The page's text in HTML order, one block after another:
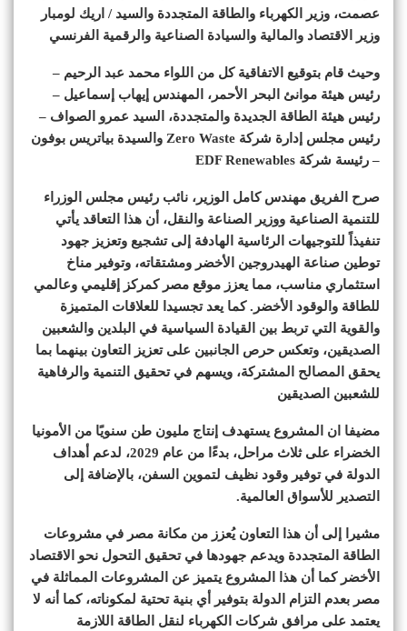
عصمت، وزير الكهرباء والطاقة المتجددة والسيد / اريك لومبار
وزير الاقتصاد والمالية والسيادة الصناعية والرقمية الفرنسي
وحيث قام بتوقيع الاتفاقية كل من اللواء محمد عبد الرحيم –
رئيس هيئة موانئ البحر الأحمر، المهندس إيهاب إسماعيل –
رئيس هيئة الطاقة الجديدة والمتجددة، السيد عمرو الصواف –
رئيس مجلس إدارة شركة Zero Waste والسيدة بياتريس بوفون
– رئيسة شركة EDF Renewables
صرح الفريق مهندس كامل الوزير، نائب رئيس مجلس الوزراء
للتنمية الصناعية ووزير الصناعة والنقل، أن هذا التعاقد يأتي
تنفيذاً للتوجيهات الرئاسية الهادفة إلى تشجيع وتعزيز جهود
توطين صناعة الهيدروجين الأخضر ومشتقاته، وتوفير مناخ
استثماري مناسب، مما يعزز موقع مصر كمركز إقليمي وعالمي
للطاقة والوقود الأخضر. كما يعد تجسيدا للعلاقات المتميزة
والقوية التي تربط بين القيادة السياسية في البلدين والشعبين
الصديقين، وتعكس حرص الجانبين على تعزيز التعاون بينهما بما
يحقق المصالح المشتركة، ويسهم في تحقيق التنمية والرفاهية
للشعبين الصديقين
مضيفا ان المشروع يستهدف إنتاج مليون طن سنويًا من الأمونيا
الخضراء على ثلاث مراحل، بدءًا من عام 2029، لدعم أهداف
الدولة في توفير وقود نظيف لتموين السفن، بالإضافة إلى
التصدير للأسواق العالمية.
مشيرا إلى أن هذا التعاون يُعزز من مكانة مصر في مشروعات
الطاقة المتجددة ويدعم جهودها في تحقيق التحول نحو الاقتصاد
الأخضر كما أن هذا المشروع يتميز عن المشروعات المماثلة في
مصر بعدم التزام الدولة بتوفير أي بنية تحتية لمكوناته، كما أنه لا
يعتمد على مرافق شركات الكهرباء لنقل الطاقة اللازمة